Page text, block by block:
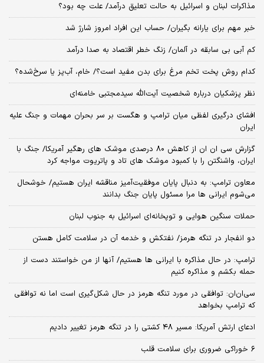
مذاکرات لبنان و اسرائیل به حالت تعلیق درآمد/ علت چه بود؟
خبر مهم برای یارانه بگیران/ حساب این افراد امروز شارژ شد
کم آبی بی سابقه در آلمان/ زنگ خطر اقتصاد به صدا درآمد
کدام روش پخت تخم مرغ برای بدن مفید است؟/ خام، آب‌پز یا سرخ‌شده؟
نظر پزشکیان درباره شخصیت آیت‌الله سیدمجتبی خامنه‌ای
افشای درگیری لفظی میان ترامپ و هگست بر سر بحران مهمات و جنگ علیه
ایران
گزارش سی ان ان از کاهش ۸۰ درصدی موشک های رهگیر آمریکا/ جنگ با
ایران، واشنگتن را با کمبود موشک های تاد و پاتریوت مواجه کرد
معاون ترامپ: به دنبال پایان موفقیت‌آمیز مناقشه ایران هستیم/ خوشحال
می‌شوم ایرانی ها مرا مسئول پایان جنگ بدانند
حملات سنگین هوایی و توپخانه‌ای اسرائیل به جنوب لبنان
دو انفجار در تنگه هرمز/ نفتکش و خدمه آن در سلامت کامل هستن
ترامپ: در حال مذاکره با ایرانی ها هستیم/ آنها از من خواستند دست از
حمله بکشم و مذاکره کنیم
سی‌ان‌ان: توافقی در مورد تنگه هرمز در حال شکل‌گیری است اما نه توافقی
که ترامپ بخواهد
ادعای ارتش آمریکا: مسیر ۴۸ کشتی را در تنگه هرمز تغییر دادیم
۶ خوراکی ضروری برای سلامت قلب